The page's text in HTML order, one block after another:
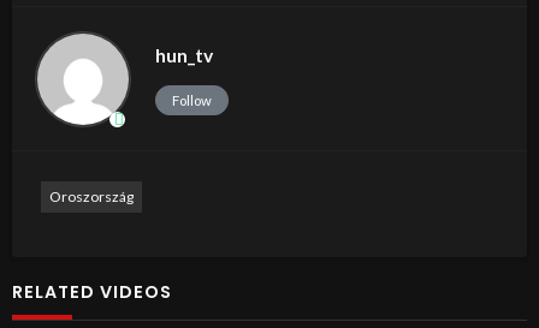
hun_tv
Follow
Oroszország
RELATED VIDEOS